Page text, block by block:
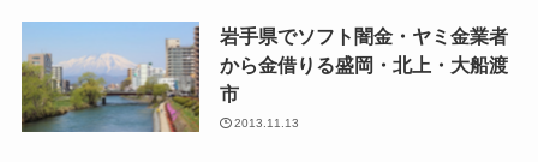
岩手県でソフト闇金・ヤミ金業者
から金借りる盛岡・北上・大船渡
市
2013.11.13